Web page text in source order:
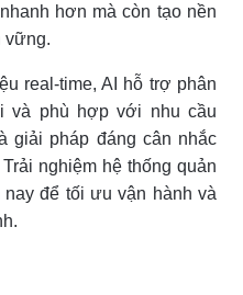
hơn mà còn tạo nền
vững.
real-time, AI hỗ trợ phân
và phù hợp với nhu cầu
giải pháp đáng cân nhắc
nghiệm hệ thống quản
nay để tối ưu vận hành và